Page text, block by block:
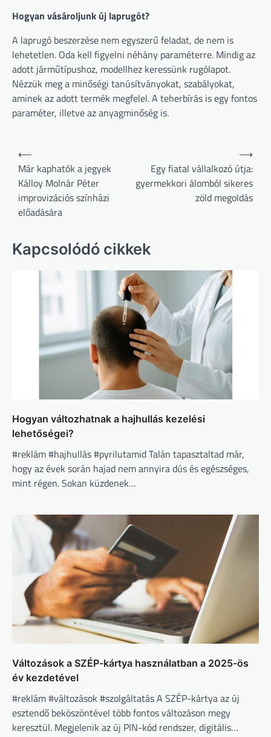
Hogyan vásároljunk új laprugót?
A laprugó beszerzése nem egyszerű feladat, de nem is
lehetetlen. Oda kell figyelni néhány paraméterre. Mindig az
adott járműtípushoz, modellhez keressünk rugólapot.
Nézzük meg a minőségi tanúsítványokat, szabályokat,
aminek az adott termék megfelel. A teherbírás is egy fontos
paraméter, illetve az anyagminőség is.
Bejegyzés
navigáció
⟵
Már kaphatók a jegyek
Kálloy Molnár Péter
improvizációs színházi
előadására
Egy fiatal vállalkozó útja:
gyermekkori álomból sikeres
zöld megoldás
⟶
Kapcsolódó cikkek
Hogyan változhatnak a hajhullás kezelési
lehetőségei?
#reklám #hajhullás #pyrilutamid Talán tapasztaltad már,
hogy az évek során hajad nem annyira dús és egészséges,
mint régen. Sokan küzdenek…
Változások a SZÉP-kártya használatban a 2025-ös
év kezdetével
#reklám #változások #szolgáltatás A SZÉP-kártya az új
esztendő beköszöntével több fontos változáson megy
keresztül. Megjelenik az új PIN-kód rendszer, digitális…